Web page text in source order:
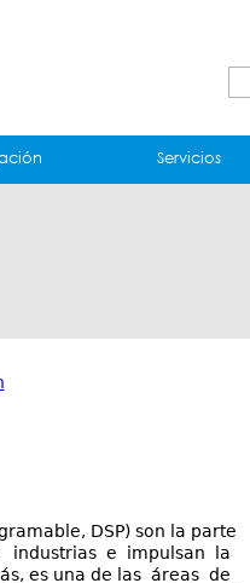
Servicios
DSP) son la parte
e impulsan la
es una de las áreas de